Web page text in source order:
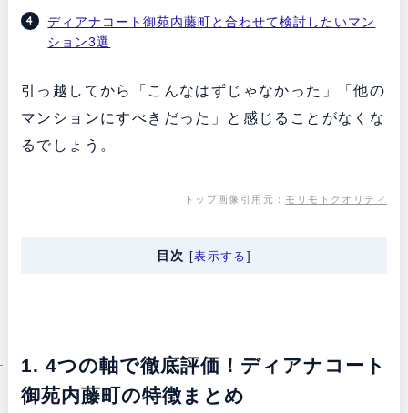
ディアナコート御苑内藤町と合わせて検討したいマン
ション3選
引っ越してから「こんなはずじゃなかった」「他の
マンションにすべきだった」と感じることがなくな
るでしょう。
トップ画像引用元： モリモトクオリティ
目次 [表示する
1. 4つの軸で徹底評価！ディアナコート
御苑内藤町の特徴まとめ